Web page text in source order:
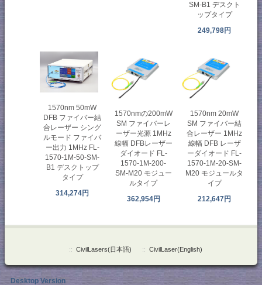
SM-B1 デスクト
ップタイプ
249,798円
1570nm 50mW
DFB ファイバー結
合レーザー シング
ルモード ファイバ
ー出力 1MHz FL-
1570-1M-50-SM-
B1 デスクトップ
タイプ
314,274円
1570nmの200mW
SM ファイバーレ
ーザー光源 1MHz
線幅 DFBレーザー
ダイオード FL-
1570-1M-200-
SM-M20 モジュー
ルタイプ
362,954円
1570nm 20mW
SM ファイバー結
合レーザー 1MHz
線幅 DFB レーザ
ーダイオード FL-
1570-1M-20-SM-
M20 モジュールタ
イプ
212,647円
:: CivilLasers(日本語) :: CivilLaser(English)
Desktop Version